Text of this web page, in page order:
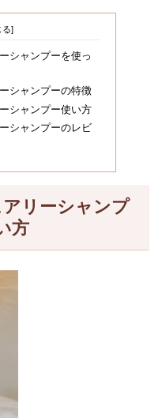
シャンプーを使っ
シャンプーの特徴
シャンプー使い方
シャンプーのレビ
リーシャンプ
方